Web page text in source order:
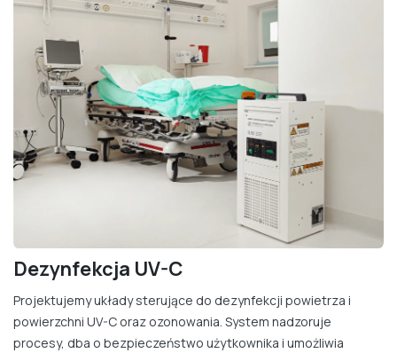
Dezynfekcja UV-C
Projektujemy układy sterujące do dezynfekcji powietrza i
powierzchni UV-C oraz ozonowania. System nadzoruje
procesy, dba o bezpieczeństwo użytkownika i umożliwia